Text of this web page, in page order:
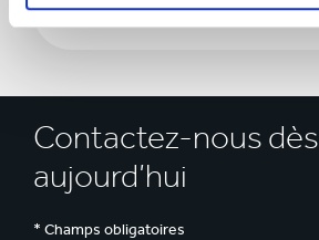
Pays
Contactez-nous dès
aujourd’hui
* Champs obligatoires